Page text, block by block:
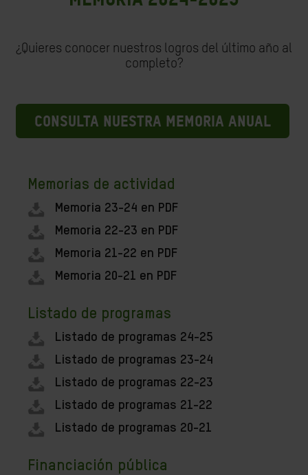
¿Quieres conocer nuestros logros del último año al
completo?
CONSULTA NUESTRA MEMORIA ANUAL
Memorias de actividad
Memoria 23-24 en PDF
Memoria 22-23 en PDF
Memoria 21-22 en PDF
Memoria 20-21 en PDF
Listado de programas
Listado de programas 24-25
Listado de programas 23-24
Listado de programas 22-23
Listado de programas 21-22
Listado de programas 20-21
Financiación pública